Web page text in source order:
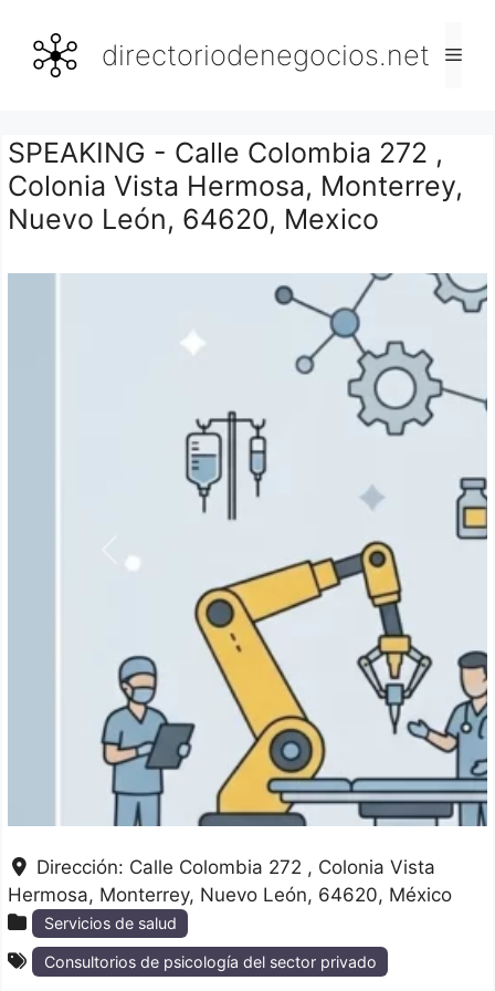
contenido
directoriodenegocios.net
SPEAKING - Calle Colombia 272 ,
Colonia Vista Hermosa, Monterrey,
Nuevo León, 64620, Mexico
Anterior
Dirección: Calle Colombia 272 , Colonia Vista
Hermosa Monterrey Nuevo León 64620 México
Servicios de salud
Consultorios de psicología del sector privado